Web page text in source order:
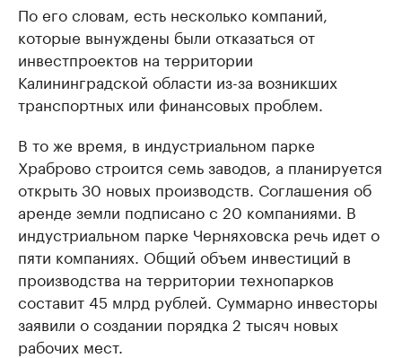
По его словам, есть несколько компаний,
которые вынуждены были отказаться от
инвестпроектов на территории
Калининградской области из-за возникших
транспортных или финансовых проблем.
В то же время, в индустриальном парке
Храброво строится семь заводов, а планируется
открыть 30 новых производств. Соглашения об
аренде земли подписано с 20 компаниями. В
индустриальном парке Черняховска речь идет о
пяти компаниях. Общий объем инвестиций в
производства на территории технопарков
составит 45 млрд рублей. Суммарно инвесторы
заявили о создании порядка 2 тысяч новых
рабочих мест.